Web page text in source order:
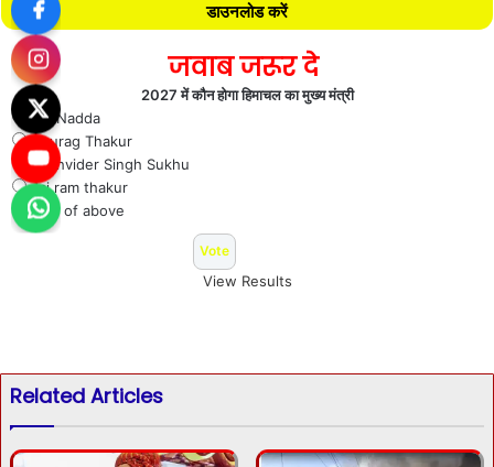
डाउनलोड करें
जवाब जरूर दे
2027 में कौन होगा हिमाचल का मुख्य मंत्री
J P Nadda
Anurag Thakur
Sukhvider Singh Sukhu
Jai ram thakur
Non of above
View Results
Related Articles